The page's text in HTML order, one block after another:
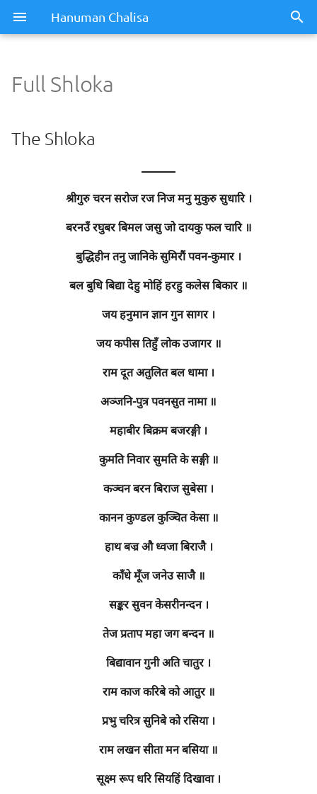
Hanuman Chalisa
Full Shloka
The Shloka
Full Shloka
The Shloka
———
श्रीगुरु चरन सरोज रज निज मनु मुकुरु सुधारि ।
बरनउँ रघुबर बिमल जसु जो दायकु फल चारि ॥
बुद्धिहीन तनु जानिके सुमिरौं पवन-कुमार ।
बल बुधि बिद्या देहु मोहिं हरहु कलेस बिकार ॥
जय हनुमान ज्ञान गुन सागर ।
जय कपीस तिहुँ लोक उजागर ॥
राम दूत अतुलित बल धामा ।
अञ्जनि-पुत्र पवनसुत नामा ॥
महाबीर बिक्रम बजरङ्गी ।
कुमति निवार सुमति के सङ्गी ॥
कञ्चन बरन बिराज सुबेसा ।
कानन कुण्डल कुञ्चित केसा ॥
हाथ बज्र औ ध्वजा बिराजै ।
काँधे मूँज जनेउ साजै ॥
सङ्कर सुवन केसरीनन्दन ।
तेज प्रताप महा जग बन्दन ॥
बिद्यावान गुनी अति चातुर ।
राम काज करिबे को आतुर ॥
प्रभु चरित्र सुनिबे को रसिया ।
राम लखन सीता मन बसिया ॥
सूक्ष्म रूप धरि सियहिं दिखावा ।